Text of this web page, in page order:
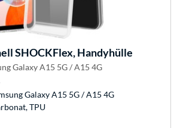
SHOCKFlex, Handyhülle
Galaxy A15 5G / A15 4G
Galaxy A15 5G / A15 4G
TPU